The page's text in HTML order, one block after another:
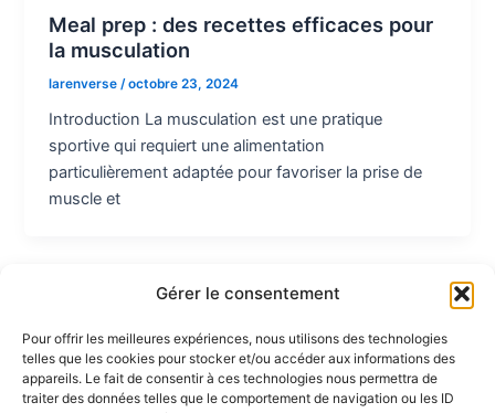
Gérer le consentement
Pour offrir les meilleures expériences, nous utilisons des technologies
telles que les cookies pour stocker et/ou accéder aux informations des
appareils. Le fait de consentir à ces technologies nous permettra de
traiter des données telles que le comportement de navigation ou les ID
Meal prep : des recettes efficaces pour
la musculation
larenverse /octobre 23, 2024
Introduction La musculation est une pratique
sportive qui requiert une alimentation
particulièrement adaptée pour favoriser la prise de
muscle et
Partenaires :